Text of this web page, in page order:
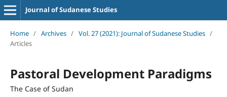
Journal of Sudanese Studies
Home / Archives / Vol. 27 (2021): Journal of Sudanese Studies /
Articles
Pastoral Development Paradigms
The Case of Sudan